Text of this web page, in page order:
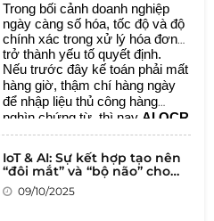
Trong bối cảnh doanh nghiệp
ngày càng số hóa, tốc độ và độ
chính xác trong xử lý hóa đơn
trở thành yếu tố quyết định.
Nếu trước đây kế toán phải mất
hàng giờ, thậm chí hàng ngày
để nhập liệu thủ công hàng
nghìn chứng từ, thì nay AI OCR
và e-Invoiceđã mở ra một kỷ
nguyên mới: tự động hóa quy
trình tài chính, tiết kiệm thời
gian và giảm thiểu sai sót.
IoT & AI: Sự kết hợp tạo nên
“đôi mắt” và “bộ não” cho
doanh nghiệp
09/10/2025